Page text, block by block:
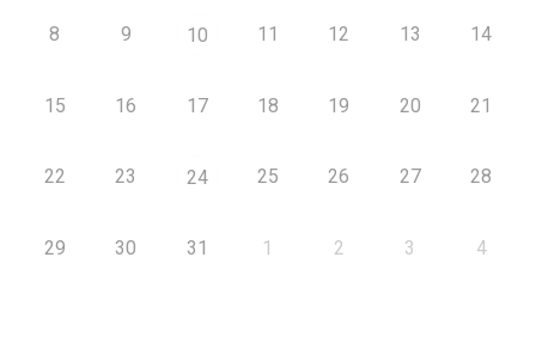
8 9 10 11 12 13 14
15 16 17 18 19 20 21
22 23 24 25 26 27 28
29 30 31 1 2 3 4